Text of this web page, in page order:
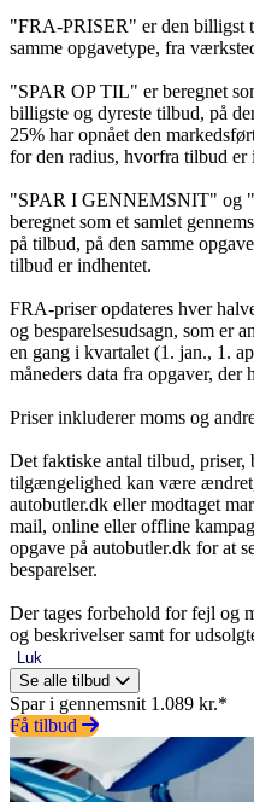
"FRA-PRISER" er den billigst
samme opgavetype, fra
"SPAR OP TIL" er beregnet
billigste og dyreste tilbud, på
25% har opnået den
for den radius, hvorfra tilbud er
"SPAR I GENNEMSNIT" og
beregnet som et samlet
på tilbud, på den samme
tilbud er indhentet.
FRA-priser opdateres hver
og besparelsesudsagn, som er
en gang i kvartalet (1. jan., 1.
måneders data fra opgaver, der
Priser inkluderer moms og
Det faktiske antal tilbud, priser,
tilgængelighed kan være
autobutler.dk eller modtaget
mail, online eller offline
opgave på autobutler.dk for at
besparelser.
Der tages forbehold for fejl og
og beskrivelser samt for
Luk
Se alle tilbud
Spar i gennemsnit 1.089 kr.*
Få tilbud